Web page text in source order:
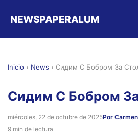
NEWSPAPERALUM
Inicio › News › Сидим С Бобром За
Сидим С Бобром
miércoles, 22 de octubre de 2025Por
9 min de lectura